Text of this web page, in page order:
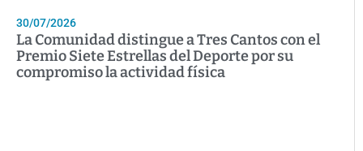
30/07/2026
La Comunidad distingue a Tres Cantos con el
Premio Siete Estrellas del Deporte por su
compromiso la actividad física